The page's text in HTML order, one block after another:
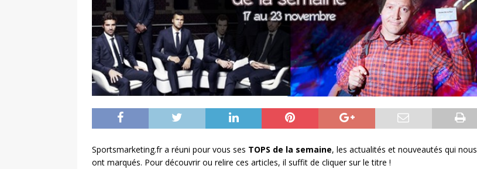
Sportsmarketing.fr a réuni pour vous ses TOPS de la semaine, les actualités et nouveautés qui nous
ont marqués. Pour découvrir ou relire ces articles, il suffit de cliquer sur le titre !